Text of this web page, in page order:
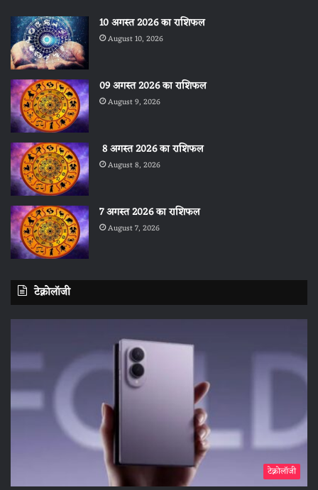
10 अगस्त 2026 का राशिफल
August 10, 2026
09 अगस्त 2026 का राशिफल
August 9, 2026
8 अगस्त 2026 का राशिफल
August 8, 2026
7 अगस्त 2026 का राशिफल
August 7, 2026
टेक्नोलॉजी
टेक्नोलॉजी